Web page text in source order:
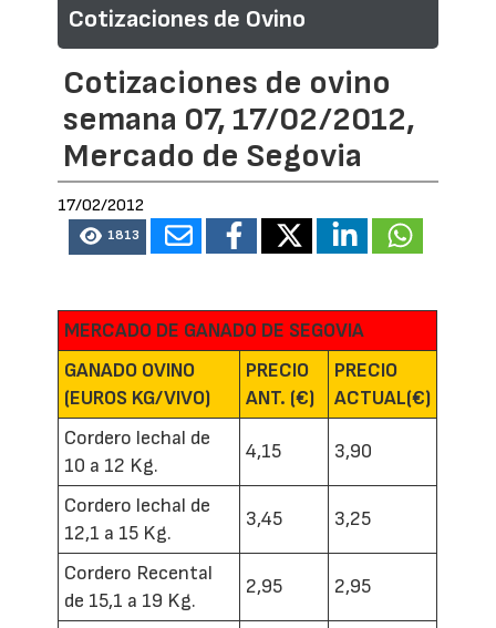
Cotizaciones de Ovino
Cotizaciones de ovino
semana 07, 17/02/2012,
Mercado de Segovia
17/02/2012
1813
MERCADO DE GANADO DE SEGOVIA
GANADO OVINO
(EUROS KG/VIVO)
PRECIO
ANT. (€)
PRECIO
ACTUAL(€)
Cordero lechal de
10 a 12 Kg.
4,15 3,90
Cordero lechal de
12,1 a 15 Kg.
3,45 3,25
Cordero Recental
de 15,1 a 19 Kg.
2,95 2,95